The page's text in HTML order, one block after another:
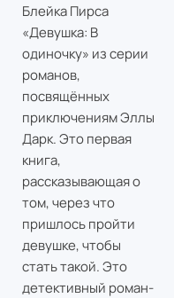
Блейка Пирса
«Девушка: В
одиночку» из серии
романов,
посвящённых
приключениям Эллы
Дарк. Это первая
книга,
рассказывающая о
том, через что
пришлось пройти
девушке, чтобы
стать такой. Это
детективный роман-